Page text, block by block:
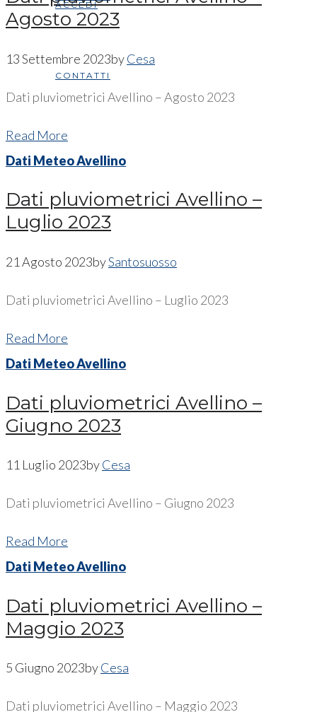
ACCEDI
CONTATTI
Agosto 2023
13 Settembre 2023byCesa
Dati pluviometrici Avellino – Agosto 2023
Read More
Dati Meteo Avellino
Dati pluviometrici Avellino –
Luglio 2023
21 Agosto 2023bySantosuosso
Dati pluviometrici Avellino – Luglio 2023
Read More
Dati Meteo Avellino
Dati pluviometrici Avellino –
Giugno 2023
11 Luglio 2023byCesa
Dati pluviometrici Avellino – Giugno 2023
Read More
Dati Meteo Avellino
Dati pluviometrici Avellino –
Maggio 2023
5 Giugno 2023byCesa
Dati pluviometrici Avellino – Maggio 2023